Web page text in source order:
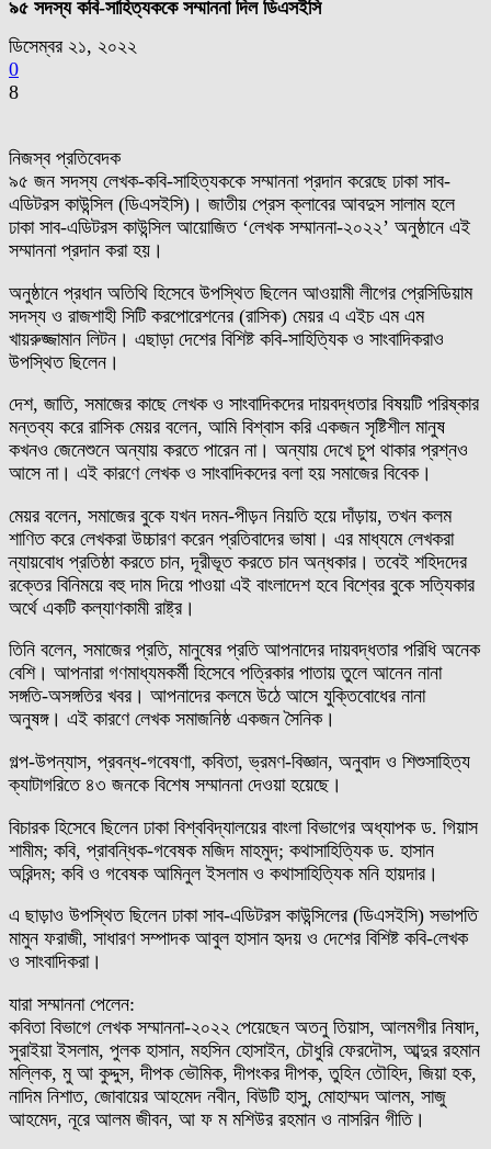
৯৫ সদস্য কবি-সাহিত্যককে সম্মাননা দিল ডিএসইসি
ডিসেম্বর ২১, ২০২২
0
8
নিজস্ব প্রতিবেদক
৯৫ জন সদস্য লেখক-কবি-সাহিত্যককে সম্মাননা প্রদান করেছে ঢাকা সাব-
এডিটরস কাউন্সিল (ডিএসইসি)। জাতীয় প্রেস ক্লাবের আবদুস সালাম হলে
ঢাকা সাব-এডিটরস কাউন্সিল আয়োজিত ‘লেখক সম্মাননা-২০২২’ অনুষ্ঠানে এই
সম্মাননা প্রদান করা হয়।
অনুষ্ঠানে প্রধান অতিথি হিসেবে উপস্থিত ছিলেন আওয়ামী লীগের প্রেসিডিয়াম
সদস্য ও রাজশাহী সিটি করপোরেশনের (রাসিক) মেয়র এ এইচ এম এম
খায়রুজ্জামান লিটন। এছাড়া দেশের বিশিষ্ট কবি-সাহিত্যিক ও সাংবাদিকরাও
উপস্থিত ছিলেন।
দেশ, জাতি, সমাজের কাছে লেখক ও সাংবাদিকদের দায়বদ্ধতার বিষয়টি পরিষ্কার
মন্তব্য করে রাসিক মেয়র বলেন, আমি বিশ্বাস করি একজন সৃষ্টিশীল মানুষ
কখনও জেনেশুনে অন্যায় করতে পারেন না। অন্যায় দেখে চুপ থাকার প্রশ্নও
আসে না। এই কারণে লেখক ও সাংবাদিকদের বলা হয় সমাজের বিবেক।
মেয়র বলেন, সমাজের বুকে যখন দমন-পীড়ন নিয়তি হয়ে দাঁড়ায়, তখন কলম
শাণিত করে লেখকরা উচ্চারণ করেন প্রতিবাদের ভাষা। এর মাধ্যমে লেখকরা
ন্যায়বোধ প্রতিষ্ঠা করতে চান, দূরীভূত করতে চান অন্ধকার। তবেই শহিদদের
রক্তের বিনিময়ে বহু দাম দিয়ে পাওয়া এই বাংলাদেশ হবে বিশ্বের বুকে সত্যিকার
অর্থে একটি কল্যাণকামী রাষ্ট্র।
তিনি বলেন, সমাজের প্রতি, মানুষের প্রতি আপনাদের দায়বদ্ধতার পরিধি অনেক
বেশি। আপনারা গণমাধ্যমকর্মী হিসেবে পত্রিকার পাতায় তুলে আনেন নানা
সঙ্গতি-অসঙ্গতির খবর। আপনাদের কলমে উঠে আসে যুক্তিবোধের নানা
অনুষঙ্গ। এই কারণে লেখক সমাজনিষ্ঠ একজন সৈনিক।
গল্প-উপন্যাস, প্রবন্ধ-গবেষণা, কবিতা, ভ্রমণ-বিজ্ঞান, অনুবাদ ও শিশুসাহিত্য
ক্যাটাগরিতে ৪৩ জনকে বিশেষ সম্মাননা দেওয়া হয়েছে।
বিচারক হিসেবে ছিলেন ঢাকা বিশ্ববিদ্যালয়ের বাংলা বিভাগের অধ্যাপক ড. গিয়াস
শামীম; কবি, প্রাবন্ধিক-গবেষক মজিদ মাহমুদ; কথাসাহিত্যিক ড. হাসান
অরিন্দম; কবি ও গবেষক আমিনুল ইসলাম ও কথাসাহিত্যিক মনি হায়দার।
এ ছাড়াও উপস্থিত ছিলেন ঢাকা সাব-এডিটরস কাউন্সিলের (ডিএসইসি) সভাপতি
মামুন ফরাজী, সাধারণ সম্পাদক আবুল হাসান হৃদয় ও দেশের বিশিষ্ট কবি-লেখক
ও সাংবাদিকরা।
যারা সম্মাননা পেলেন:
কবিতা বিভাগে লেখক সম্মাননা-২০২২ পেয়েছেন অতনু তিয়াস, আলমগীর নিষাদ,
সুরাইয়া ইসলাম, পুলক হাসান, মহসিন হোসাইন, চৌধুরি ফেরদৌস, আব্দুর রহমান
মল্লিক, মু আ কুদ্দুস, দীপক ভৌমিক, দীপংকর দীপক, তুহিন তৌহিদ, জিয়া হক,
নাদিম নিশাত, জোবায়ের আহমেদ নবীন, বিউটি হাসু, মোহাম্মদ আলম, সাজু
আহমেদ, নূরে আলম জীবন, আ ফ ম মশিউর রহমান ও নাসরিন গীতি।